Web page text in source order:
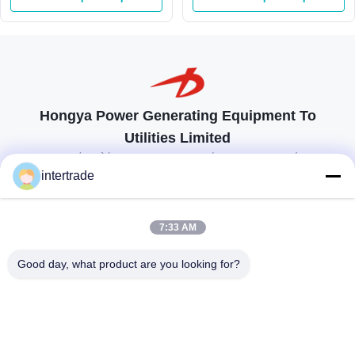
μανομετρικών υψών
Hongya Power Generating Equipment To
Utilities Limited
προσαρμοσμένες λύσεις για να ανταποκρίνονται στις απαιτήσεις των
86-28-37561966-8:00
intertrade
7:33 AM
Good day, what product are you looking for?